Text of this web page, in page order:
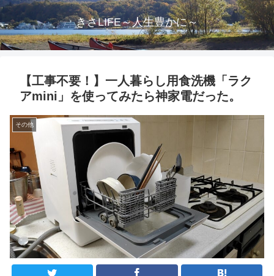
きさLIFE～人生豊かに～
【工事不要！】一人暮らし用食洗機「ラク
アmini」を使ってみたら神家電だった。
その他